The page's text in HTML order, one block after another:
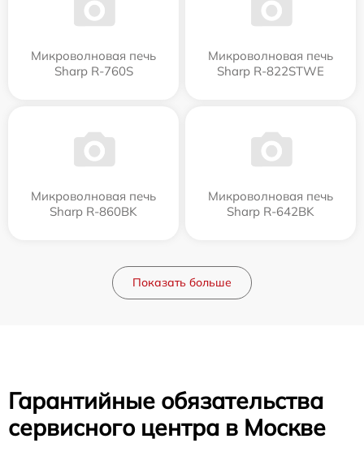
Микроволновая печь
Sharp R-760S
Микроволновая печь
Sharp R-822STWE
Микроволновая печь
Sharp R-860BK
Микроволновая печь
Sharp R-642BK
Показать больше
Гарантийные обязательства
сервисного центра в Москве